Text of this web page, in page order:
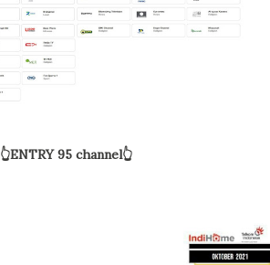
👆ENTRY 95 channel👆